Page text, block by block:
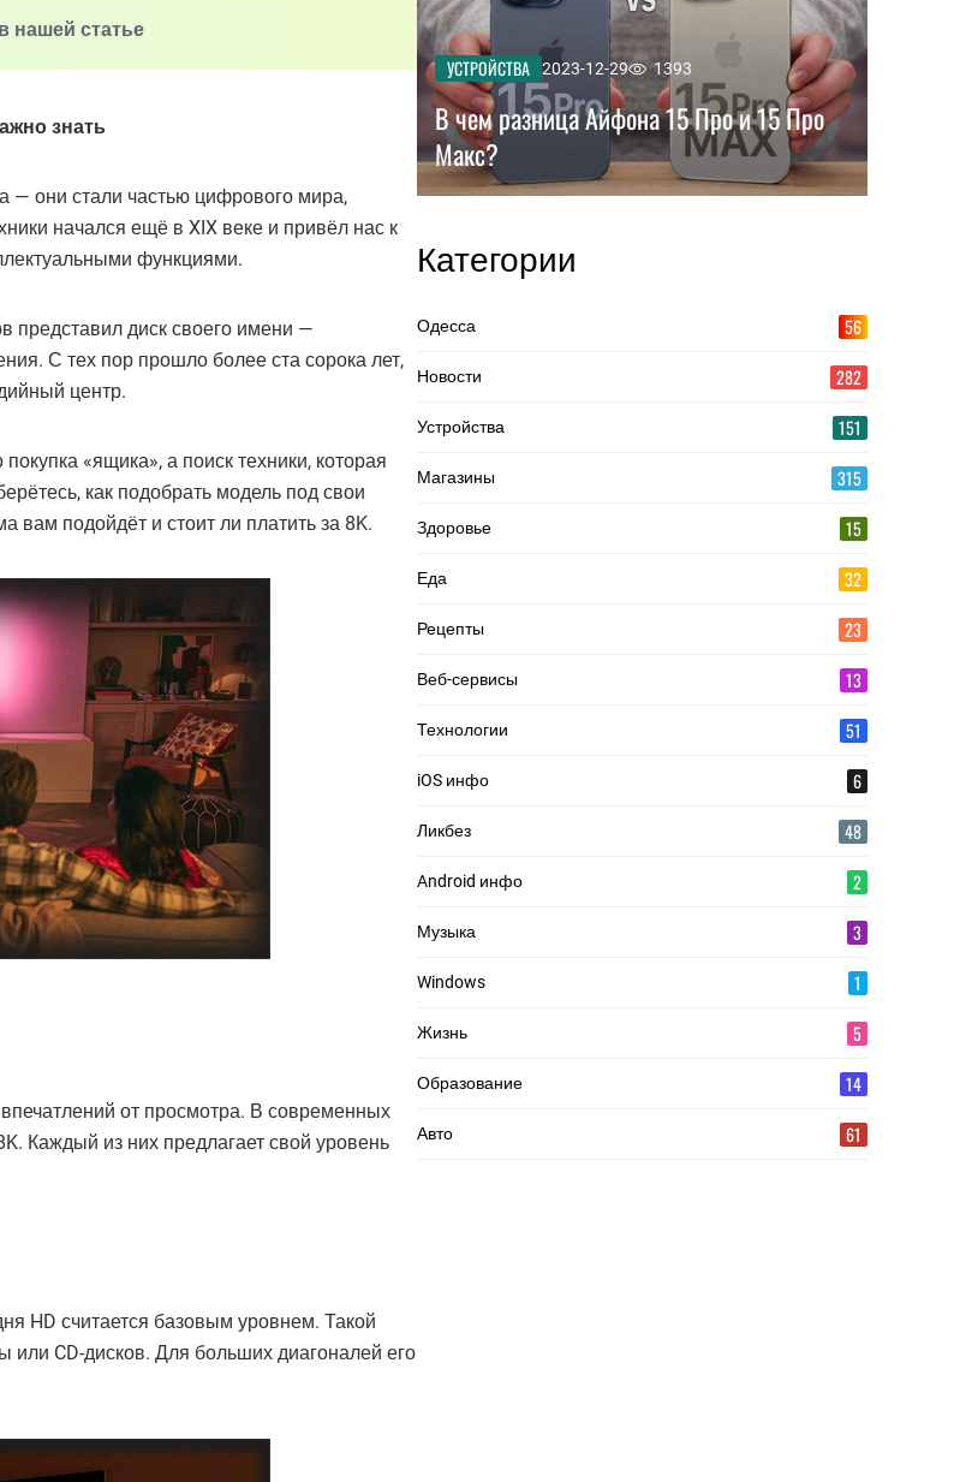
нашей статье
знать
— они стали частью цифрового мира,
начался ещё в XIX веке и привёл нас к
функциями.
представил диск своего имени —
С тех пор прошло более ста сорока лет,
центр.
«ящика», а поиск техники, которая
как подобрать модель под свои
вам подойдёт и стоит ли платить за 8K.
от просмотра. В современных
Каждый из них предлагает свой уровень
HD считается базовым уровнем. Такой
или CD-дисков. Для больших диагоналей его
УСТРОЙСТВА 2023-12-29 1393
В чем разница Айфона 15 Про и 15 Про
Макс?
Категории
Одесса 56
Новости 282
Устройства 151
Магазины 315
Здоровье 15
Еда 32
Рецепты 23
Веб-сервисы 13
Технологии 51
iOS инфо 6
Ликбез 48
Android инфо 2
Музыка 3
Windows 1
Жизнь 5
Образование 14
Авто 61